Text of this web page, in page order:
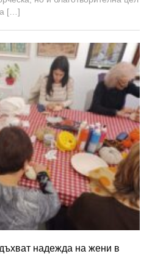
[…]
надежда на жени в